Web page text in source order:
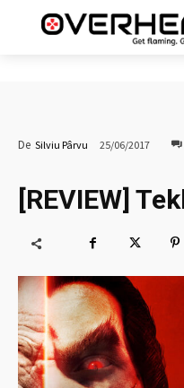
De Silviu Pârvu 25/06/2017
[REVIEW]